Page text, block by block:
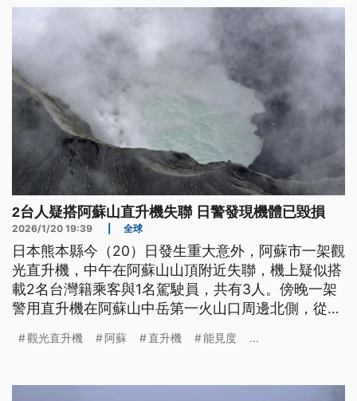
2台人疑搭阿蘇山直升機失聯 日警發現機體已毀損
2026/1/20 19:39 全球
日本熊本縣今（20）日發生重大意外，阿蘇市一架觀
光直升機，中午在阿蘇山山頂附近失聯，機上疑似搭
載2名台灣籍乘客與1名駕駛員，共有3人。傍晚一架
警用直升機在阿蘇山中岳第一火山口周邊北側，從空
認，墜毀機體屬於失聯的觀光直升機，但已經嚴重毀
觀光直升機 阿蘇 直升機 能見度 ...